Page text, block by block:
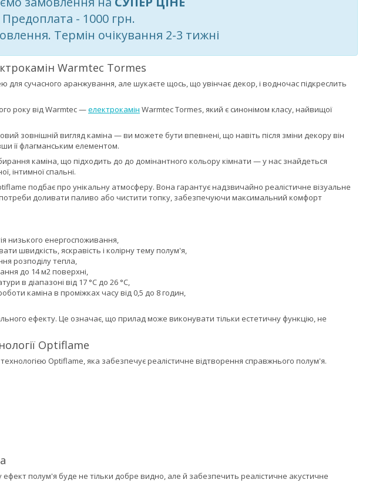
Предоплата - 1000 грн.
Термін очікування 2-3 тижні
Warmtec Tormes
для сучасного аранжування, але шукаєте щось, що увінчає декор, і водночас підкреслить
року від Warmtec —електрокамін Warmtec Tormes, який є синонімом класу, найвищої
зовнішній вигляд каміна — ви можете бути впевнені, що навіть після зміни декору він
її флагманським елементом.
каміна, що підходить до до домінантного кольору кімнати — у нас знайдеться
інтимної спальні.
подбає про унікальну атмосферу. Вона гарантує надзвичайно реалістичне візуальне
доливати паливо або чистити топку, забезпечуючи максимальний комфорт
низького енергоспоживання,
швидкість, яскравість і колірну тему полум'я,
розподілу тепла,
до 14 м2 поверхні,
в діапазоні від 17 °C до 26 °C,
каміна в проміжках часу від 0,5 до 8 годин,
ефекту. Це означає, що прилад може виконувати тільки естетичну функцію, не
Optiflame
Optiflame, яка забезпечує реалістичне відтворення справжнього полум'я.
полум'я буде не тільки добре видно, але й забезпечить реалістичне акустичне